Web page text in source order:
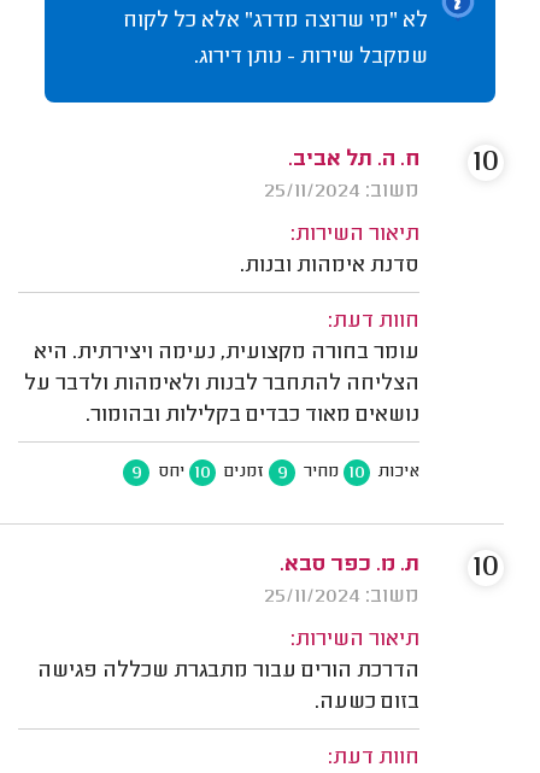
לא "מי שרוצה מדרג" אלא כל לקוח
שמקבל שירות - נותן דירוג.
ח. ה. תל אביב.
משוב: 25/11/2024
תיאור השירות:
סדנת אימהות ובנות.
חוות דעת:
עומר בחורה מקצועית, נעימה ויצירתית. היא
הצליחה להתחבר לבנות ולאימהות ולדבר על
נושאים מאוד כבדים בקלילות ובהומור.
איכות 10 מחיר 9 זמנים 10 יחס 9
10
ת. מ. כפר סבא.
משוב: 25/11/2024
תיאור השירות:
הדרכת הורים עבור מתבגרת שכללה פגישה
בזום כשעה.
חוות דעת:
10